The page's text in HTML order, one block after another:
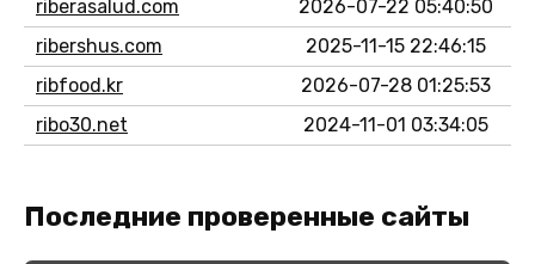
riberasalud.com
2026-07-22 05:40:50
ribershus.com
2025-11-15 22:46:15
ribfood.kr
2026-07-28 01:25:53
ribo30.net
2024-11-01 03:34:05
Последние проверенные сайты